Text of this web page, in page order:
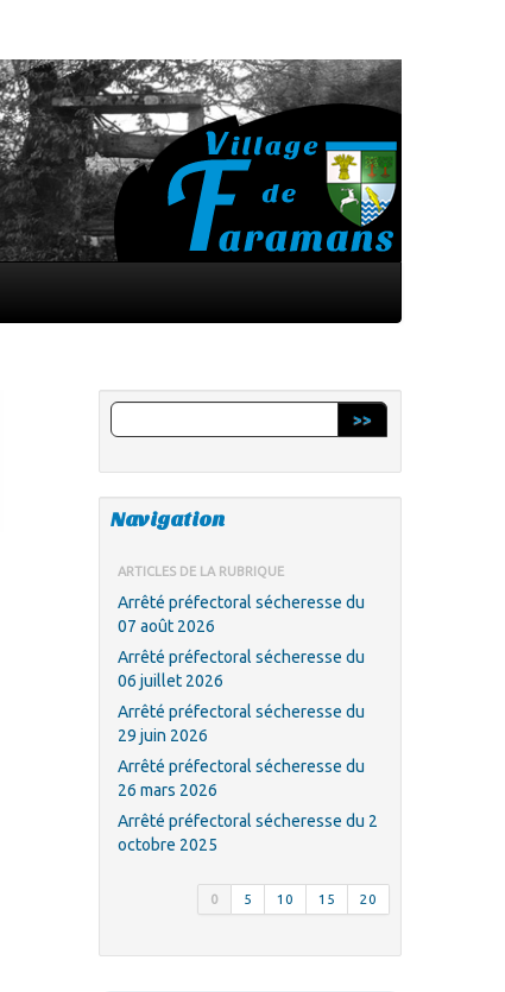
>>
Navigation
ARTICLES DE LA RUBRIQUE
Arrêté préfectoral sécheresse du
07 août 2026
Arrêté préfectoral sécheresse du
06 juillet 2026
Arrêté préfectoral sécheresse du
29 juin 2026
Arrêté préfectoral sécheresse du
26 mars 2026
Arrêté préfectoral sécheresse du 2
octobre 2025
0 5 10 15 20